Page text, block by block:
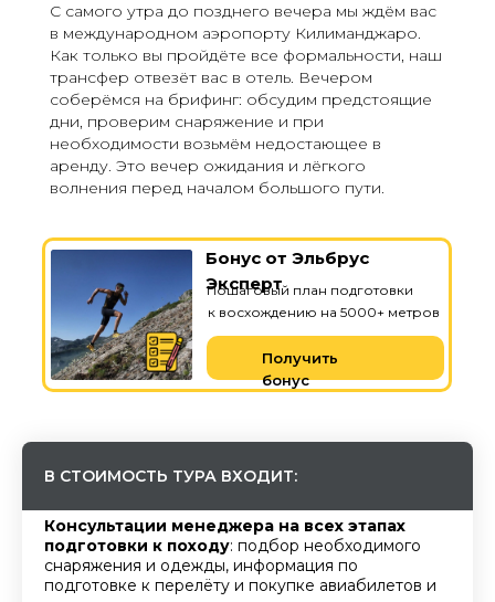
С самого утра до позднего вечера мы ждём вас
в международном аэропорту Килиманджаро.
Как только вы пройдёте все формальности, наш
трансфер отвезёт вас в отель. Вечером
соберёмся на брифинг: обсудим предстоящие
дни, проверим снаряжение и при
необходимости возьмём недостающее в
аренду. Это вечер ожидания и лёгкого
волнения перед началом большого пути.
Бонус от Эльбрус
Эксперт
Пошаговый план подготовки
к восхождению на 5000+ метров
Получить
бонус
В СТОИМОСТЬ ТУРА ВХОДИТ:
Консультации менеджера на всех этапах
подготовки к походу: подбор необходимого
снаряжения и одежды, информация по
подготовке к перелёту и покупке авиабилетов и